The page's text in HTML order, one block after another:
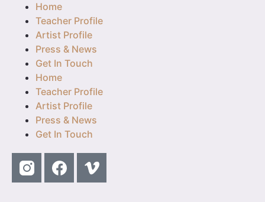
Home
Teacher Profile
Artist Profile
Press & News
Get In Touch
Home
Teacher Profile
Artist Profile
Press & News
Get In Touch